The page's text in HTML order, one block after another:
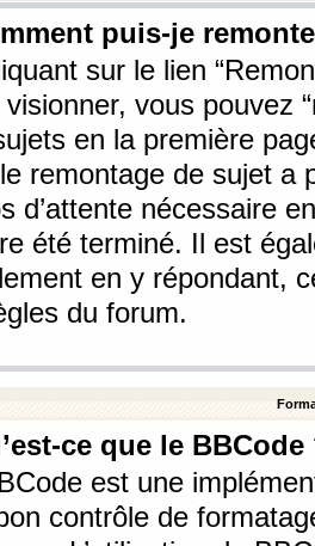
puis-je
sur le lien
visionner, vous pouvez
en la première
remontage de sujet a
d’attente nécessaire
été terminé. Il est
en y répondant,
du forum.
ce que le BBCode
est une
contrôle de